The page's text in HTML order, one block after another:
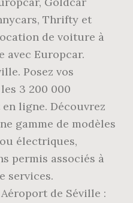
Thrifty et
de voiture à
avec Europcar.
Posez vos
3 200 000
ligne. Découvrez
gamme de modèles
électriques,
permis associés à
services.
de Séville :